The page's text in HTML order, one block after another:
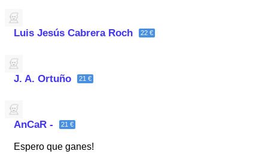
Luis Jesús Cabrera Roch 22 €
J. A. Ortuño 21 €
AnCaR - 21 €
Espero que ganes!